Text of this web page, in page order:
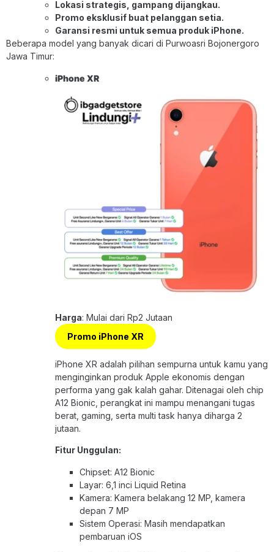
Lokasi strategis, gampang dijangkau.
Promo eksklusif buat pelanggan setia.
Garansi resmi untuk semua produk iPhone.
Beberapa model yang banyak dicari di Purwoasri Bojonergoro
Jawa Timur:
iPhone XR
Harga: Mulai dari Rp2 Jutaan
Promo iPhone XR
iPhone XR adalah pilihan sempurna untuk kamu yang
menginginkan produk Apple ekonomis dengan
performa yang gak kalah gahar. Ditenagai oleh chip
A12 Bionic, perangkat ini mampu menangani tugas
berat, gaming, serta multi task hanya diharga 2
jutaan.
Fitur Unggulan:
Chipset: A12 Bionic
Layar: 6,1 inci Liquid Retina
Kamera: Kamera belakang 12 MP, kamera
depan 7 MP
Sistem Operasi: Masih mendapatkan
pembaruan iOS